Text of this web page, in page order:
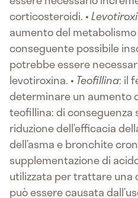
corticosteroidi. •
aumento del metabolismo
conseguente possibile
potrebbe essere
levotiroxina. • Teofillina: il
determinare un aumento
teofillina: di conseguenza
riduzione dell’efficacia
dell’asma e bronchite
supplementazione di
utilizzata per trattare una
può essere causata